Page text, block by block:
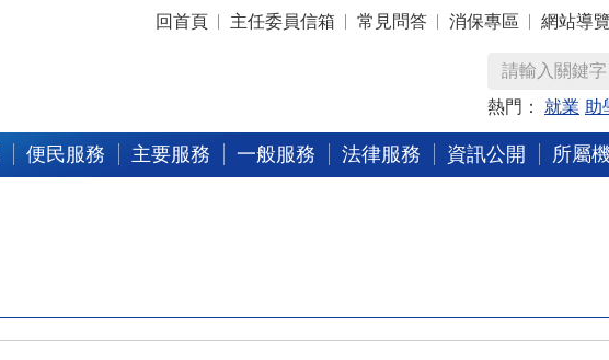
:::
回首頁 主任委員信箱 常見問答 消保專區 網站導覽
熱門： 就業 助
便民服務 主要服務 一般服務 法律服務 資訊公開 所屬